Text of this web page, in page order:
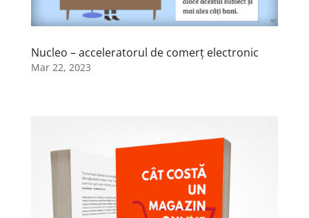
Nucleo – acceleratorul de comerț electronic
Mar 22, 2023